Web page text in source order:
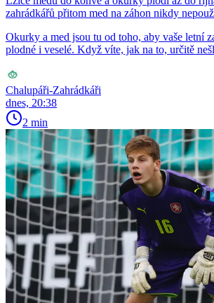
zahrádkářů přitom med na záhon nikdy
Okurky a med jsou tu od toho, aby vaše letní
plodné i veselé. Když víte, jak na to, určitě
Chalupáři-Zahrádkáři
dnes, 20:38
2 min